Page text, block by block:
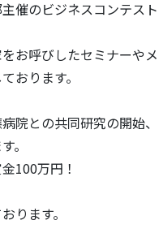
催のビジネスコンテス
お呼びしたセミナーやメ
おります。
院との共同研究の開始、
。
100万円！
ります。